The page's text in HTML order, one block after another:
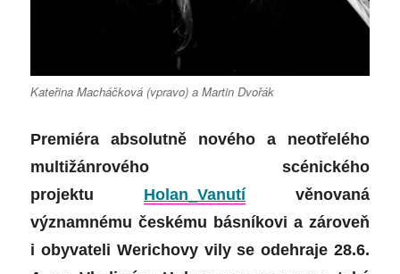
Kateřina Macháčková (vpravo) a Martin Dvořák
Premiéra absolutně nového a neotřelého
multižánrového scénického
projektu
Holan_Vanutí
věnovaná
významnému českému básníkovi a zároveň
i obyvateli Werichovy vily se odehraje 28.6.